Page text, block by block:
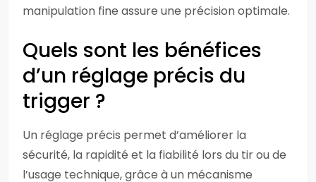
manipulation fine assure une précision optimale.
Quels sont les bénéfices
d’un réglage précis du
trigger ?
Un réglage précis permet d’améliorer la
sécurité, la rapidité et la fiabilité lors du tir ou de
l’usage technique, grâce à un mécanisme